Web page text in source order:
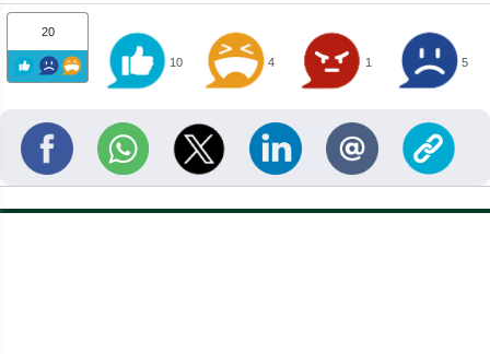
20
10 4 1 5